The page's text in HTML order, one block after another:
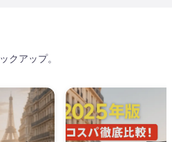
クアップ。